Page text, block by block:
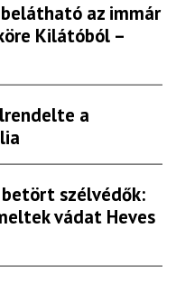
az immár
Kilátóból –
a
szélvédők:
vádat Heves